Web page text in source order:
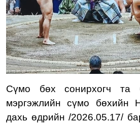
Сүмо бөх
сонирхогч та
мэргэжлийн сүмо бөхийн
дахь өдрийн /2026.05.17/